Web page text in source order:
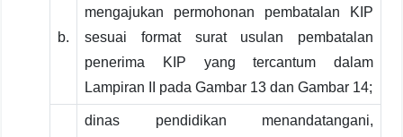
b.
mengajukan permohonan pembatalan KIP
sesuai format surat usulan pembatalan
penerima KIP yang tercantum dalam
Lampiran II pada Gambar 13 dan Gambar 14;
dinas pendidikan menandatangani,